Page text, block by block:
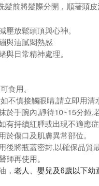
髮前將髮際分開，順著頭
壓放鬆頭頂與心神。
與油膩悶熱感
與日常精神處理。
食用。
不慎接觸眼睛,請立即用清
於手腕內,靜待10~15分鐘,
有持續紅腫或出現不適應
於傷口及肌膚異常部位。
後將瓶蓋密封,以確保品質
師再使用。
， 老人、嬰兒及6歲以下幼